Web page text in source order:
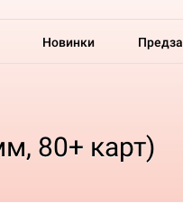
Новинки
80+ карт)